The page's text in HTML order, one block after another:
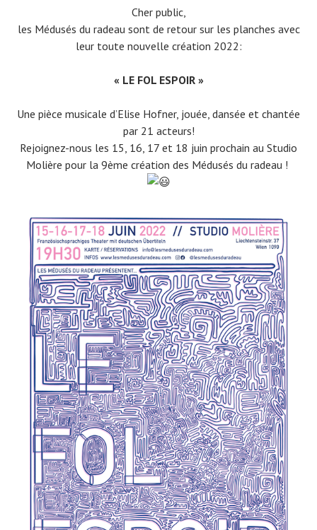
Cher public,
les Médusés du radeau sont de retour sur les planches avec
leur toute nouvelle création 2022:
« LE FOL ESPOIR »
Une pièce musicale d’Elise Hofner, jouée, dansée et chantée
par 21 acteurs!
Rejoignez-nous les 15, 16, 17 et 18 juin prochain au Studio
Molière pour la 9ème création des Médusés du radeau !